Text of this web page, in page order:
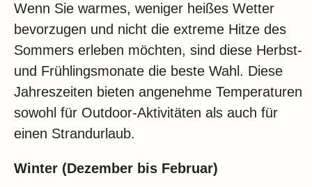
Wenn Sie warmes, weniger heißes Wetter
bevorzugen und nicht die extreme Hitze des
Sommers erleben möchten, sind diese Herbst-
und Frühlingsmonate die beste Wahl. Diese
Jahreszeiten bieten angenehme Temperaturen
sowohl für Outdoor-Aktivitäten als auch für
einen Strandurlaub.
Winter (Dezember bis Februar)